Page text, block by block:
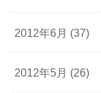
2012年6月 (37)
2012年5月 (26)